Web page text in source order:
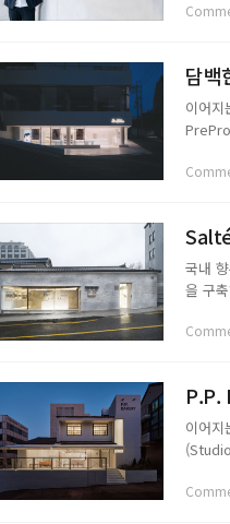
동
담
이어
2025
국내
을 구
철학
P.P.
이어